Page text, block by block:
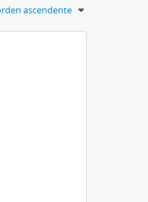
ascendente